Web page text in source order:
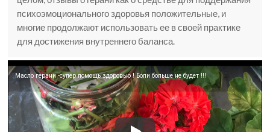
психоэмоционального здоровья положительные, и
многие продолжают использовать ее в своей практике
для достижения внутреннего баланса.
Масло герани -супер помощь здоровью ! Боли больше не будет !!!